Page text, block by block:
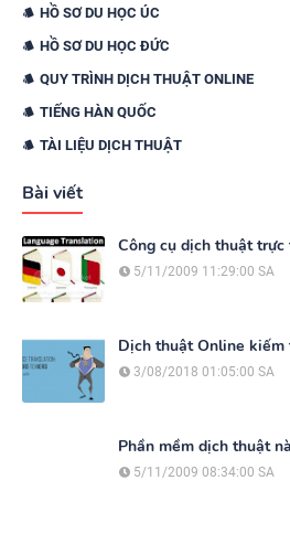
HỒ SƠ DU HỌC ÚC
HỒ SƠ DU HỌC ĐỨC
QUY TRÌNH DỊCH THUẬT ONLINE
TIẾNG HÀN QUỐC
TÀI LIỆU DỊCH THUẬT
Bài viết
Công cụ dịch thuật trực
5/11/2009 11:29:00 SA
Dịch thuật Online kiếm
3/08/2018 01:05:00 SA
Phần mềm dịch thuật
5/11/2009 08:34:00 SA